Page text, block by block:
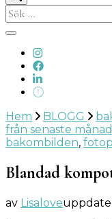
Sök
efter:
Hem BLOGG
från senaste
bakombilden,
Blandad
av Lisalove